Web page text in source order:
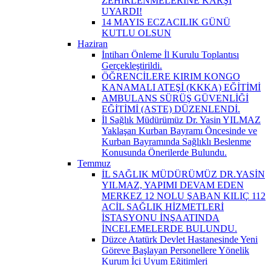
UYARDI!
14 MAYIS ECZACILIK GÜNÜ
KUTLU OLSUN
Haziran
İntiharı Önleme İl Kurulu Toplantısı
Gerçekleştirildi.
ÖĞRENCİLERE KIRIM KONGO
KANAMALI ATEŞİ (KKKA) EĞİTİMİ
AMBULANS SÜRÜŞ GÜVENLİĞİ
EĞİTİMİ (ASTE) DÜZENLENDİ.
İl Sağlık Müdürümüz Dr. Yasin YILMAZ
Yaklaşan Kurban Bayramı Öncesinde ve
Kurban Bayramında Sağlıklı Beslenme
Konusunda Önerilerde Bulundu.
Temmuz
İL SAĞLIK MÜDÜRÜMÜZ DR.YASİN
YILMAZ, YAPIMI DEVAM EDEN
MERKEZ 12 NOLU ŞABAN KILIÇ 112
ACİL SAĞLIK HİZMETLERİ
İSTASYONU İNŞAATINDA
İNCELEMELERDE BULUNDU.
Düzce Atatürk Devlet Hastanesinde Yeni
Göreve Başlayan Personellere Yönelik
Kurum İçi Uyum Eğitimleri